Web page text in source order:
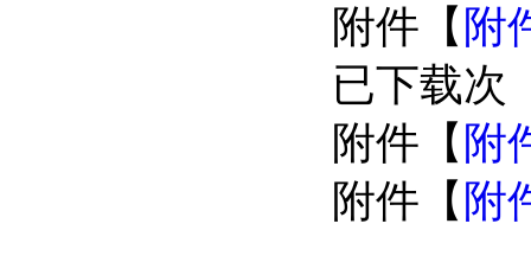
附件【 附
已下载次
附件【 附
附件【 附